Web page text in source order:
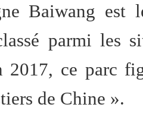
Baiwang est
parmi les
2017, ce parc
de Chine ».